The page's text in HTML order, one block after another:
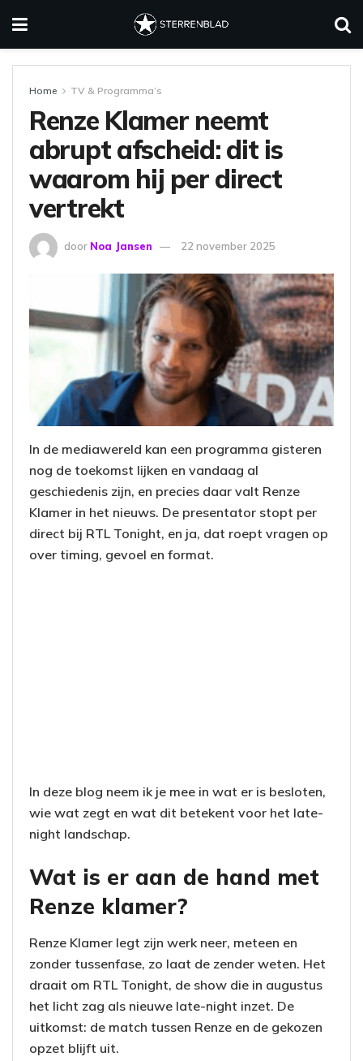
Home TV & Programma’s
Renze Klamer neemt
abrupt afscheid: dit is
waarom hij per direct
vertrekt
door Noa Jansen 22 november 2025
In de mediawereld kan een programma gisteren
nog de toekomst lijken en vandaag al
geschiedenis zijn, en precies daar valt Renze
Klamer in het nieuws. De presentator stopt per
direct bij RTL Tonight, en ja, dat roept vragen op
over timing, gevoel en format.
In deze blog neem ik je mee in wat er is besloten,
wie wat zegt en wat dit betekent voor het late-
night landschap.
Wat is er aan de hand met
Renze klamer?
Renze Klamer legt zijn werk neer, meteen en
zonder tussenfase, zo laat de zender weten. Het
draait om RTL Tonight, de show die in augustus
het licht zag als nieuwe late-night inzet. De
uitkomst: de match tussen Renze en de gekozen
opzet blijft uit.